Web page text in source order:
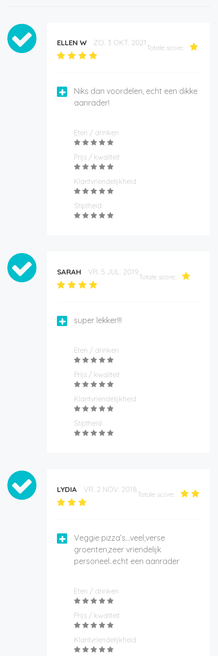
ELLEN W ZO. 3 OKT. 2021
Totale score:
Niks dan voordelen, echt een dikke
aanrader!
Eten / drinken
Prijs / kwaliteit
Klantvriendelijkheid
Stiptheid
SARAH VR. 5 JUL. 2019
Totale score:
super lekker!!!
Eten / drinken
Prijs / kwaliteit
Klantvriendelijkheid
Stiptheid
LYDIA VR. 2 NOV. 2018
Totale score:
Veggie pizza’s...veel,verse
groenten,zeer vriendelijk
personeel..echt een aanrader
Eten / drinken
Prijs / kwaliteit
Klantvriendelijkheid